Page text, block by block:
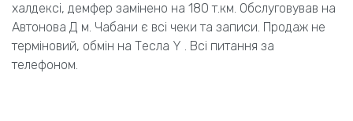
халдексі, демфер замінено на 180 т.км. Обслуговував на
Автонова Д м. Чабани є всі чеки та записи. Продаж не
терміновий, обмін на Тесла Y . Всі питання за
телефоном.